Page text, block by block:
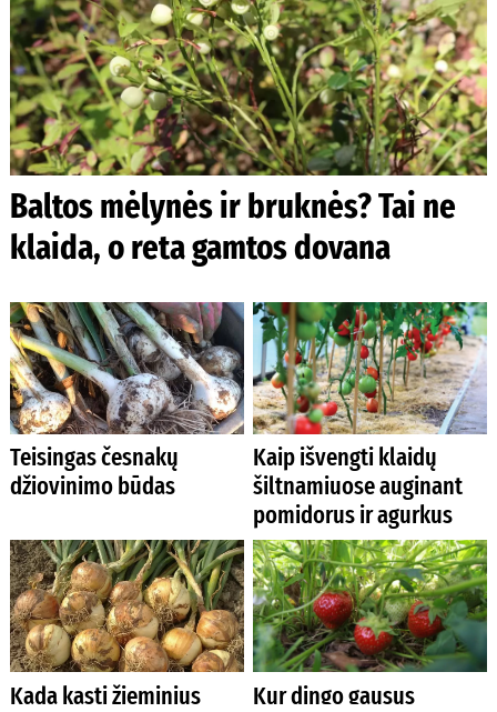
Baltos mėlynės ir bruknės? Tai ne
klaida, o reta gamtos dovana
Teisingas česnakų
džiovinimo būdas
Kaip išvengti klaidų
šiltnamiuose auginant
pomidorus ir agurkus
Kada kasti žieminius
Kur dingo gausus